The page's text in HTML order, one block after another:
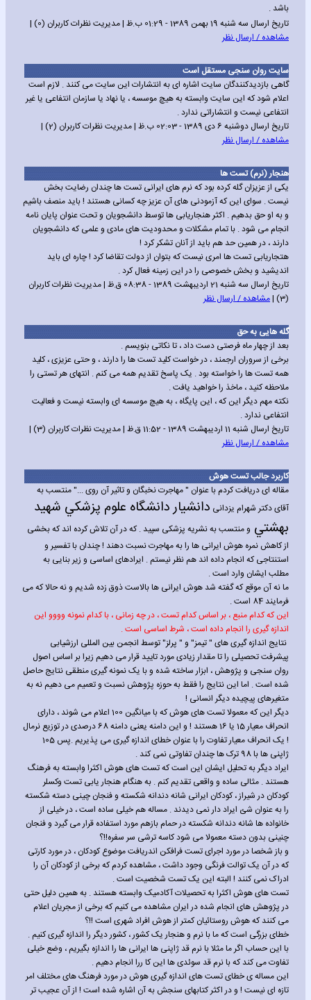
باشد .
تاریخ ارسال سه شنبه 19 بهمن 1389 - 01:29 ب.ظ | مدیریت نظرات کاربران (0) |
مشاهده / ارسال نظر
سایت روان سنجی مستقل است
گاهی بازدیدکنندگان سایت اشاره ای به انتشارات این سایت می کنند . لازم است
اعلام شود که این سایت وابسته به هیچ موسسه ، یا نهاد یا سازمان انتفاعی یا غیر
انتفاعی نیست و انتشاراتی ندارد .
تاریخ ارسال دوشنبه 6 دی 1389 - 02:03 ب.ظ | مدیریت نظرات کاربران (2) |
مشاهده / ارسال نظر
هنجار (نرم) تست ها
یکی از عزیزان گله کرده بود که نرم های ایرانی تست ها چندان رضایت بخش
نیست . سوای این که آزمودنی های آن عزیز چه کسانی هستند ! باید منصف باشیم
و به او حق بدهیم . اکثر هنجاریابی ها توسط دانشجویان و تحت عنوان پایان نامه
انجام می شود . با تمام مشکلات و محدودیت های مادی و علمی که دانشجویان
دارند ، در همین حد هم باید از آنان تشکر کرد !
هتجاریابی تست ها امری نیست که بتوان از دولت تقاضا کرد ! چاره ای باید
اندیشید و بخش خصوصی را در این زمینه فعال کرد .
تاریخ ارسال سه شنبه 21 اردیبهشت 1389 - 08:38 ق.ظ | مدیریت نظرات کاربران
(3) |
مشاهده / ارسال نظر
گله هایی به حق
بعد از چهار ماه فرصتی دست داد ، تا نکاتی بنویسم .
برخی از سروران ارجمند ، در خواست کلید تست ها را دارند ، و حتی عزیزی ، کلید
همه تست ها را خواسته بود . یک پاسخ تقدیم همه می کنم . انتهای هر تستی را
ملاحظه کنید ، ماخذ را خواهید یافت .
نکته مهم دیگر این که ، این پایگاه ، به هیچ موسسه ای وابسته نیست و فعالیت
انتفاعی ندارد .
تاریخ ارسال شنبه 11 اردیبهشت 1389 - 11:52 ق.ظ | مدیریت نظرات کاربران (3) |
مشاهده / ارسال نظر
کاربرد جالب تست هوش
مقاله ای دریافت کردم با عنوان " مهاجرت نخبگان و تاثیر آن روی ..." منتسب به
آقای دکتر شهرام یزدانی دانشيار دانشگاه علوم پزشکي شهيد
بهشتي و منتسب به نشریه پزشکی سپید . که در آن تلاش کرده اند که بخشی
از کاهش نمره هوش ایرانی ها را به مهاجرت نسبت دهند !چندان با تفسیر و
استنتاجی که انجام داده اند هم نظر نیستم . ایرادهای اساسی و زیر بنایی به
مطلب ایشان وارد است .
ما نه آن موقع که گفته شد هوش ایرانی ها بالاست ذوق زده شدیم و نه حالا که می
فرمایند 84 است .
این که کدام منبع ، بر اساس کدام تست ، در چه زمانی ، با کدام نمونه وووو این
اندازه گیری را انجام داده است ، شرط اساسی است .
نتایج اندازه گیری های " تیمز" و " پرلز" توسط انجمن بین المللی ارزشیابی
پیشرفت تحصیلی را تا مقدار زیادی مورد تایید قرار می دهیم زیرا بر اساس اصول
روان سنجی و پژوهش ، ابزار ساخته شده و با یک نمونه گیری منطقی نتایج حاصل
شده است . اما این نتایج را فقط به حوزه پژوهش نسبت و تعمیم می دهیم نه به
متغیرهای پیچیده دیگر انسانی !
دیگر این که معمولا تست های هوش که با میانگین 100 اعلام می شوند ، دارای
انحراف معیار 15 یا 16 هستند ! و این دامنه یعنی دامنه 68 درصدی در توزیع نرمال
! یک انحراف معیار تفاوت را با عنوان خطای اندازه گیری می پذیریم .پس 105
ژاپنی ها با 98 ترک ها چندان تفاوتی نمی کند .
ایراد دیگر به تحلیل ایشان این است که تست های هوش اکثرا وابسته به فرهنگ
هستند . مثالی ساده و واقعی تقدیم کنم . به هنگام هنجار یابی تست وکسلر
کودکان در شیراز ، کودکان ایرانی شانه دندانه شکسته و فنجان چینی دسته شکسته
را به عنوان شئ ایراد دار نمی دیدند . مساله هم خیلی ساده است ، در خیلی از
خانواده ها شانه دندانه شکسته در حمام بازهم مورد استفاده قرار می گیرد و فنجان
چنینی بدون دسته معمولا می شود کاسه ترشی سر سفره!!؟
و باز شخصا در مورد اجرای تست فرافکن اندریافت موضوع کودکان ، در مورد کارتی
که در آن یک توالت فرنگی وجود داشت ، مشاهده کردم که برخی از کودکان آن را
ادراک نمی کنند ! البته این یک تست شخصیت است .
تست های هوش اکثرا به تحصیلات آکادمیک وابسته هستند . به همین دلیل حتی
در پژوهش های انجام شده در ایران مشاهده می کنیم که برخی از مجریان اعلام
می کنند که هوش روستائیان کمتر از هوش افراد شهری است !!؟
خطای بزرگی است که ما با نرم و هنجار یک کشور ، کشور دیگر را اندازه گیری کنیم .
با این حساب اگر ما مثلا با نرم قد ژاپنی ها ایرانی ها را اندازه بگیریم ، وضع خیلی
تفاوت می کند که با نرم قد سوئدی ها این کا ررا انجام دهیم .
این مساله ی خطای تست های اندازه گیری هوش در مورد فرهنگ های مختلف امر
تازه ای نیست ! و در اکثر کتابهای سنجش به آن اشاره شده است ! از آن عجیب تر